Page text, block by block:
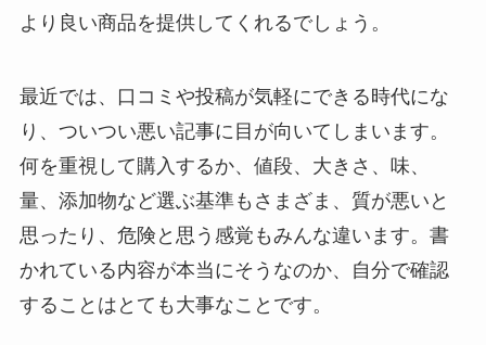
より良い商品を提供してくれるでしょう。
最近では、口コミや投稿が気軽にできる時代にな
り、ついつい悪い記事に目が向いてしまいます。
何を重視して購入するか、値段、大きさ、味、
量、添加物など選ぶ基準もさまざま、質が悪いと
思ったり、危険と思う感覚もみんな違います。書
かれている内容が本当にそうなのか、自分で確認
することはとても大事なことです。